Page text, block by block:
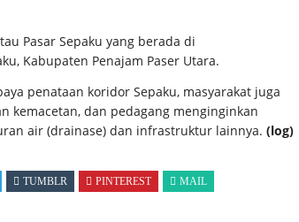
Pasar Sepaku yang berada di
Kabupaten Penajam Paser Utara.
penataan koridor Sepaku, masyarakat juga
kemacetan, dan pedagang menginginkan
air (drainase) dan infrastruktur lainnya. (log)
TUMBLR PINTEREST MAIL